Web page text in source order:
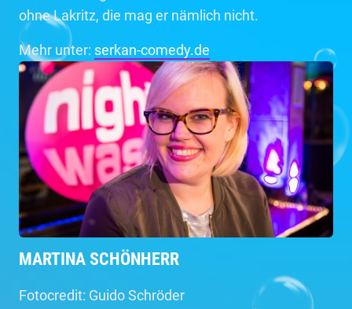
ohne Lakritz, die mag er nämlich nicht.
Mehr unter: serkan-comedy.de
MARTINA SCHÖNHERR
Fotocredit: Guido Schröder